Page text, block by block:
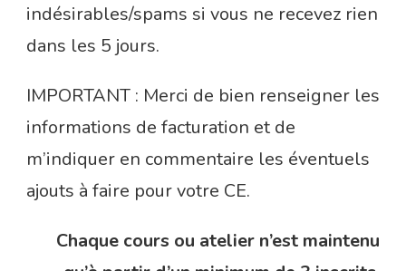
indésirables/spams si vous ne recevez rien
dans les 5 jours.
IMPORTANT : Merci de bien renseigner les
informations de facturation et de
m’indiquer en commentaire les éventuels
ajouts à faire pour votre CE.
Chaque cours ou atelier n’est maintenu